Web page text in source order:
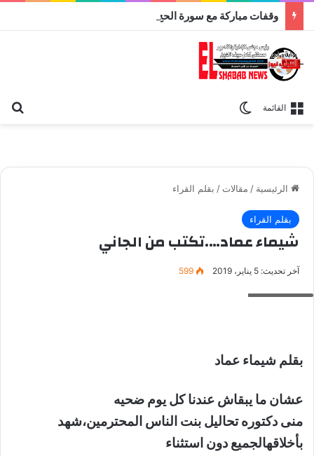
القائمة
الرئيسية / مقالات / بقلم القراء
بقلم القراء
شيماء عماد….تكتب من الجاني
آخر تحديث: 5 يناير، 2019 599
بقلم شيماء عماد
عشان ما يبقاش عندنا كل يوم ضحيه
منى دكتوره تحاليل بنت الناس المحترمين،شهد
بأخلاقهالجميع دون استثناء